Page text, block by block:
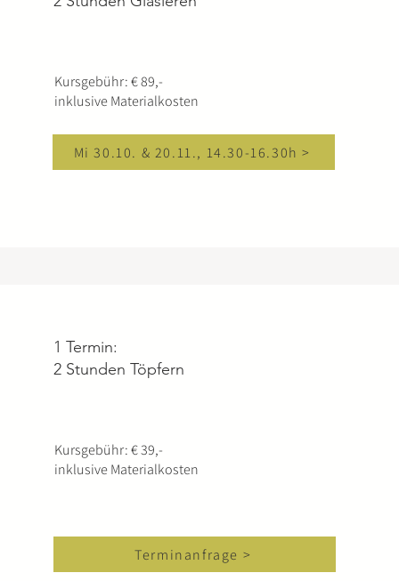
Kursgebühr: € 89,-
inklusive Materialkosten
Mi 30.10. & 20.11., 14.30-16.30h >
1 Termin:
2 Stunden Töpfern
Kursgebühr: € 39,-
inklusive Materialkosten
Terminanfrage >